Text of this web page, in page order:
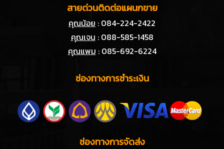
สายด่วนติดต่อแผนกขาย
คุณน้อย : 084-224-2422
คุณเจน : 088-585-1458
คุณแพม : 085-692-6224
ช่องทางการชำระเงิน
ช่องทางการจัดส่ง